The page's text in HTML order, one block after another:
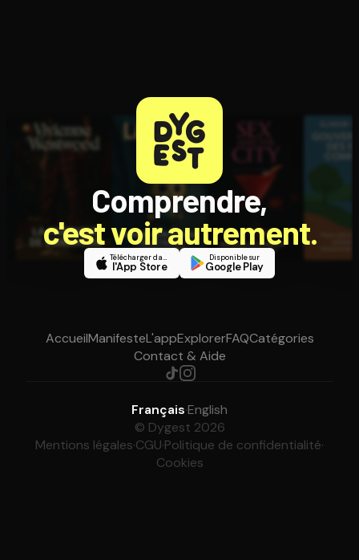
Comprendre,
c'est voir autrement.
Télécharger dans
l'App Store
Disponible sur
Google Play
AccueilManifesteL'appExplorerFAQCatégories
Contact & Aide
Français·English
© Dygest 2026
Mentions légales·CGU·Politique de confidentialité·
Cookies